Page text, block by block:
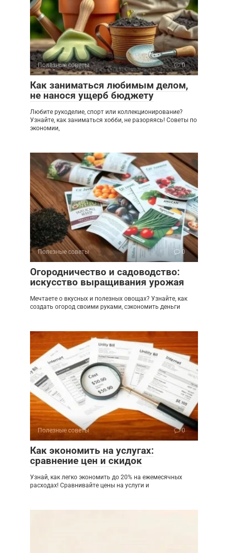
Полезные советы 0
Как заниматься любимым делом,
не нанося ущерб бюджету
Любите рукоделие, спорт или коллекционирование?
Узнайте, как заниматься хобби, не разоряясь! Советы по
экономии,
Полезные советы 0
Огородничество и садоводство:
искусство выращивания урожая
Мечтаете о вкусных и полезных овощах? Узнайте, как
создать огород своими руками, сэкономить деньги
Полезные советы 0
Как экономить на услугах:
сравнение цен и скидок
Узнай, как легко экономить до 20% на ежемесячных
расходах! Сравнивайте цены на услуги и